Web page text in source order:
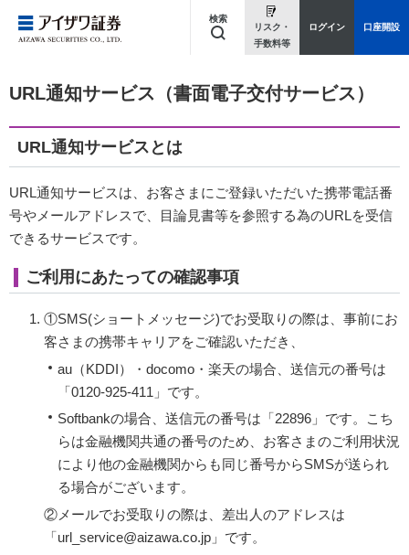
検索
キーワードを入力してください
リスク・
手数料等
ログイン 口座開設
URL通知サービス（書面電子交付サービス）
URL通知サービスとは
URL通知サービスは、お客さまにご登録いただいた携帯電話番
号やメールアドレスで、目論見書等を参照する為のURLを受信
できるサービスです。
ご利用にあたっての確認事項
①SMS(ショートメッセージ)でお受取りの際は、事前にお
客さまの携帯キャリアをご確認いただき、
au（KDDI）・docomo・楽天の場合、送信元の番号は
「0120-925-411」です。
Softbankの場合、送信元の番号は「22896」です。こち
らは金融機関共通の番号のため、お客さまのご利用状況
により他の金融機関からも同じ番号からSMSが送られ
る場合がございます。
②メールでお受取りの際は、差出人のアドレスは
「url_service@aizawa.co.jp」です。